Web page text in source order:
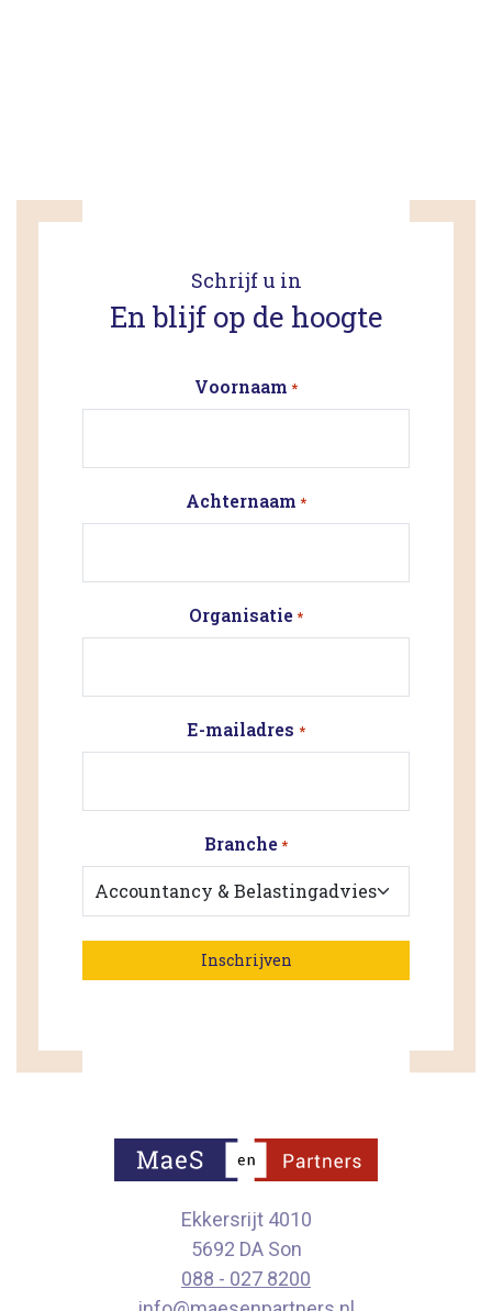
Schrijf u in
En blijf op de hoogte
Voornaam *
Achternaam *
Organisatie*
E-mailadres *
Branche*
Ekkersrijt 4010
5692 DA Son
088 - 027 8200